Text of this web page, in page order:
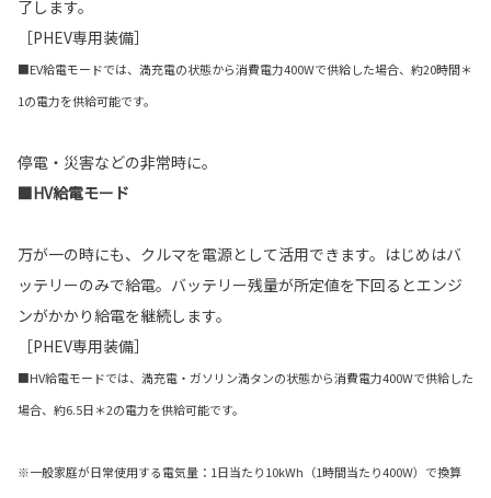
了します。
［PHEV専用装備］
■EV給電モードでは、満充電の状態から消費電力400Wで供給した場合、約20時間＊
1の電力を供給可能です。
停電・災害などの非常時に。
■HV給電モード
万が一の時にも、クルマを電源として活用できます。はじめはバ
ッテリーのみで給電。バッテリー残量が所定値を下回るとエンジ
ンがかかり給電を継続します。
［PHEV専用装備］
■HV給電モードでは、満充電・ガソリン満タンの状態から消費電力400Wで供給した
場合、約6.5日＊2の電力を供給可能です。
※一般家庭が日常使用する電気量：1日当たり10kWh（1時間当たり400W）で換算